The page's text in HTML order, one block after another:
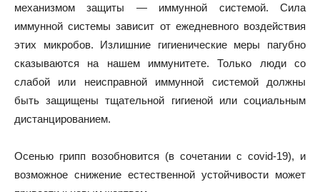
механизмом защиты — иммунной системой. Сила
иммунной системы зависит от ежедневного воздействия
этих микробов. Излишние гигиенические меры пагубно
сказываются на нашем иммунитете. Только люди со
слабой или неисправной иммунной системой должны
быть защищены тщательной гигиеной или социальным
дистанцированием.
Осенью грипп возобновится (в сочетании с covid-19), и
возможное снижение естественной устойчивости может